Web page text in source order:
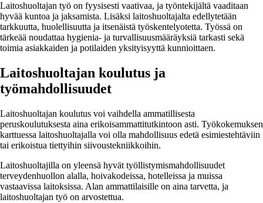
Laitoshuoltajan työ on fyysisesti vaativaa, ja työntekijältä vaaditaan
hyvää kuntoa ja jaksamista. Lisäksi laitoshuoltajalta edellytetään
tarkkuutta, huolellisuutta ja itsenäistä työskentelyotetta. Työssä on
tärkeää noudattaa hygienia- ja turvallisuusmääräyksiä tarkasti sekä
toimia asiakkaiden ja potilaiden yksityisyyttä kunnioittaen.
Laitoshuoltajan koulutus ja
työmahdollisuudet
Laitoshuoltajan koulutus voi vaihdella ammatillisesta
peruskoulutuksesta aina erikoisammattitutkintoon asti. Työkokemuksen
karttuessa laitoshuoltajalla voi olla mahdollisuus edetä esimiestehtäviin
tai erikoistua tiettyihin siivoustekniikkoihin.
Laitoshuoltajilla on yleensä hyvät työllistymismahdollisuudet
terveydenhuollon alalla, hoivakodeissa, hotelleissa ja muissa
vastaavissa laitoksissa. Alan ammattilaisille on aina tarvetta, ja
laitoshuoltajan työ on arvostettua.